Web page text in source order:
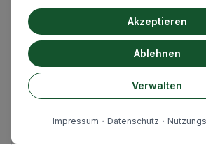
Vorname
Nachname
E-Mail Adresse
dass Movelist und unsere Partner
und Ihre persönlichen Daten für
Werbung, Inhaltsmessung,
und Produktentwicklung verarbeiten,
Datenschutzerklärung
Wählen Sie ' Verwalten' , um Ihre
Einstellungen anzupassen. Sie
Einstellungen jederzeit über Ihre
Datenschutzkontrollen ändern. Für
Akzeptieren
Ablehnen
Verwalten
Impressum ・ Datenschutz ・